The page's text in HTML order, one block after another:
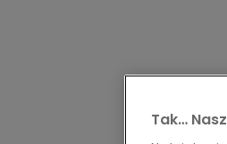
Tak…